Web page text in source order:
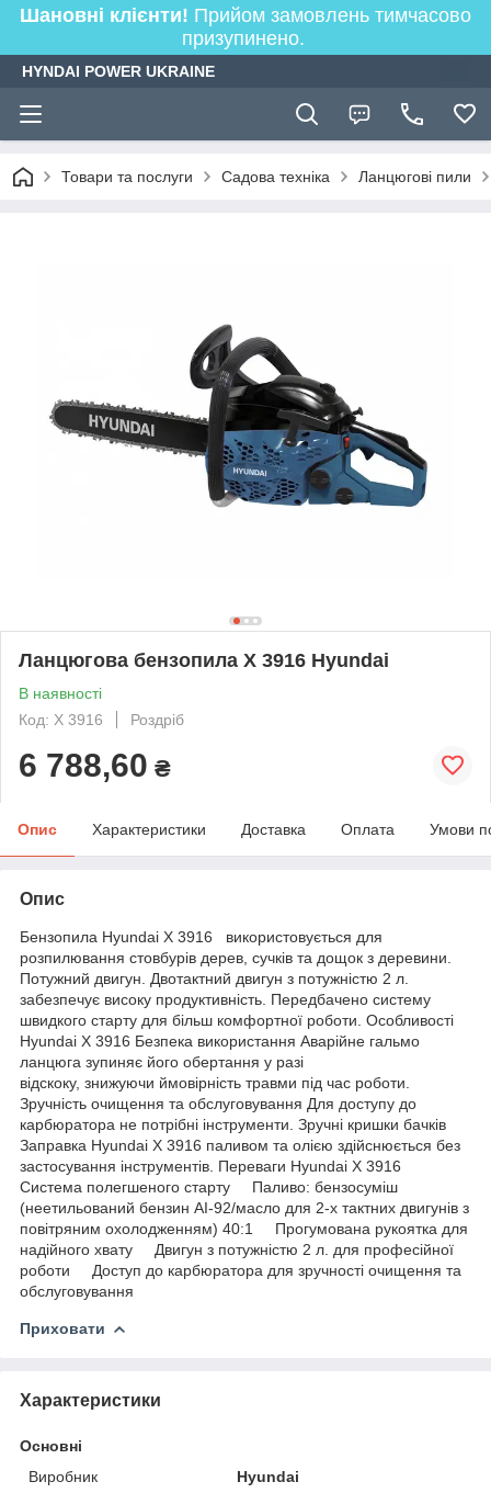
Шановні клієнти! Прийом замовлень тимчасово
призупинено.
HYNDAI POWER UKRAINE
Товари та послуги Садова техніка Ланцюгові пили
Ланцюгова бензопила X 3916 Hyundai
В наявності
Код: X 3916
Роздріб
6 788,60 ₴
Опис Характеристики Доставка Оплата Умови
Опис
Бензопила Hyundai Х 3916 використовується для
розпилювання стовбурів дерев, сучків та дощок з деревини.
Потужний двигун. Двотактний двигун з потужністю 2 л.
забезпечує високу продуктивність. Передбачено систему
швидкого старту для більш комфортної роботи. Особливості
Hyundai Х 3916 Безпека використання Аварійне гальмо
ланцюга зупиняє його обертання у разі
відскоку, знижуючи ймовірність травми під час роботи.
Зручність очищення та обслуговування Для доступу до
карбюратора не потрібні інструменти. Зручні кришки бачків
Заправка Hyundai Х 3916 паливом та олією здійснюється без
застосування інструментів. Переваги Hyundai Х 3916
Система полегшеного старту Паливо: бензосуміш
(неетильований бензин АІ-92/масло для 2-х тактних двигунів з
повітряним охолодженням) 40:1 Прогумована рукоятка для
надійного хвату Двигун з потужністю 2 л. для професійної
роботи Доступ до карбюратора для зручності очищення та
обслуговування
Приховати
Характеристики
Основні
Виробник
Hyundai